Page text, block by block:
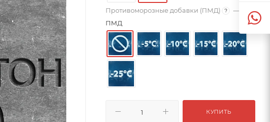
Противоморозные добавки (ПМД) ? —
Без
ПМД
КУПИТЬ